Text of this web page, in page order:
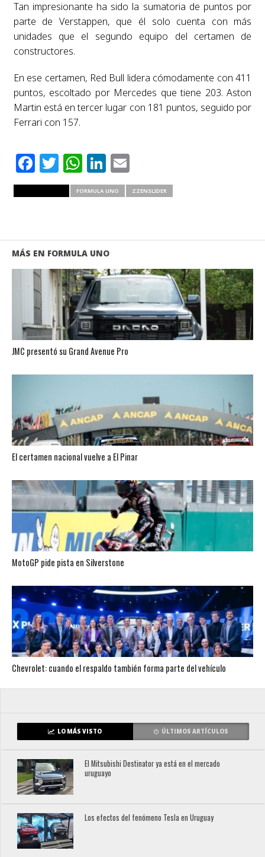
Tan impresionante ha sido la sumatoria de puntos por
parte de Verstappen, que él solo cuenta con más
unidades que el segundo equipo del certamen de
constructores.
En ese certamen, Red Bull lidera cómodamente con 411
puntos, escoltado por Mercedes que tiene 203. Aston
Martin está en tercer lugar con 181 puntos, seguido por
Ferrari con 157.
Facebook
Twitter
WhatsApp
LinkedIn
Email
FORMULA UNO ZZENSLIDER
MÁS EN FORMULA UNO
JMC presentó su Grand Avenue Pro
El certamen nacional vuelve a El Pinar
MotoGP pide pista en Silverstone
Chevrolet: cuando el respaldo también forma parte del vehículo
LO MÁS VISTO ÚLTIMOS ARTÍCULOS
El Mitsubishi Destinator ya está en el mercado
uruguayo
Los efectos del fenómeno Tesla en Uruguay